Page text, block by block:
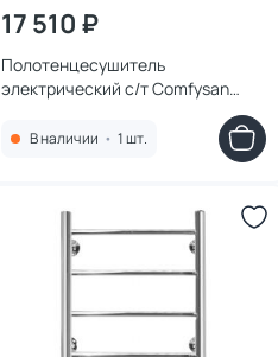
17 510 ₽
Полотенцесушитель
электрический с/т Comfysan
черный
В наличии • 1 шт.